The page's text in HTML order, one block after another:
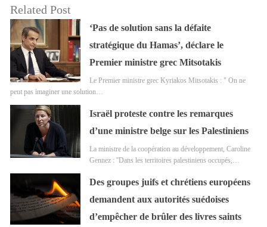
Related Post
‘Pas de solution sans la défaite
stratégique du Hamas’, déclare le
Premier ministre grec Mitsotakis
Le Premier ministre grec Kyriakos Mitsotakis : " On ne
peut pas imaginer une solution…
Israël proteste contre les remarques
d’une ministre belge sur les Palestiniens
La ministre de la coopération au développement, Caroline
Gennez : ''Dans les territoires palestiniens occupés,…
Des groupes juifs et chrétiens européens
demandent aux autorités suédoises
d’empêcher de brûler des livres saints